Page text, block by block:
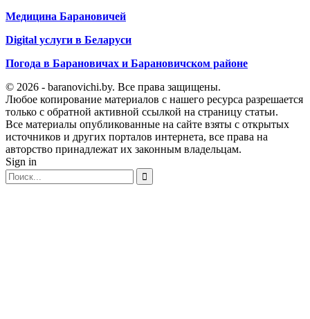
Медицина Барановичей
Digital услуги в Беларуси
Погода в Барановичах и Барановичском районе
© 2026 - baranovichi.by. Все права защищены.
Любое копирование материалов с нашего ресурса разрешается
только с обратной активной ссылкой на страницу статьи.
Все материалы опубликованные на сайте взяты с открытых
источников и других порталов интернета, все права на
авторство принадлежат их законным владельцам.
Sign in